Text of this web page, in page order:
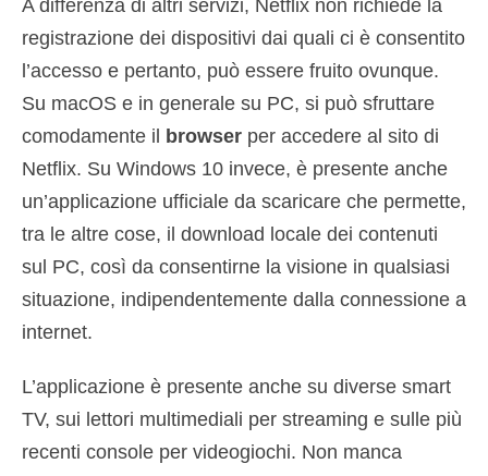
A differenza di altri servizi, Netflix non richiede la
registrazione dei dispositivi dai quali ci è consentito
l’accesso e pertanto, può essere fruito ovunque.
Su macOS e in generale su PC, si può sfruttare
comodamente il
browser per accedere al sito di
Netflix. Su Windows 10 invece, è presente anche
un’applicazione ufficiale da scaricare che permette,
tra le altre cose, il download locale dei contenuti
sul PC, così da consentirne la visione in qualsiasi
situazione, indipendentemente dalla connessione a
internet.
L’applicazione è presente anche su diverse smart
TV, sui lettori multimediali per streaming e sulle più
recenti console per videogiochi. Non manca